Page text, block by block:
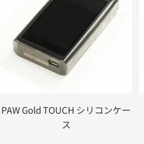
PAW Gold TOUCH シリコンケー
ス